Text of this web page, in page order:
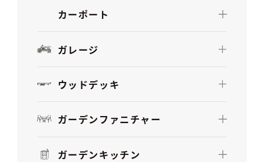
カーポート
ガレージ
ウッドデッキ
ガーデンファニチャー
ガーデンキッチン